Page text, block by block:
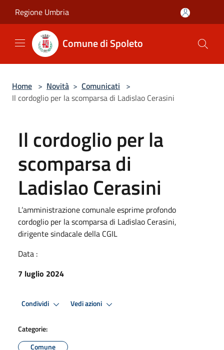
Regione Umbria
Comune di Spoleto
Home > Novità > Comunicati >
Il cordoglio per la scomparsa di Ladislao Cerasini
Il cordoglio per la
scomparsa di
Ladislao Cerasini
L’amministrazione comunale esprime profondo
cordoglio per la scomparsa di Ladislao Cerasini,
dirigente sindacale della CGIL
Data :
7 luglio 2024
Condividi Vedi azioni
Categorie:
Comune